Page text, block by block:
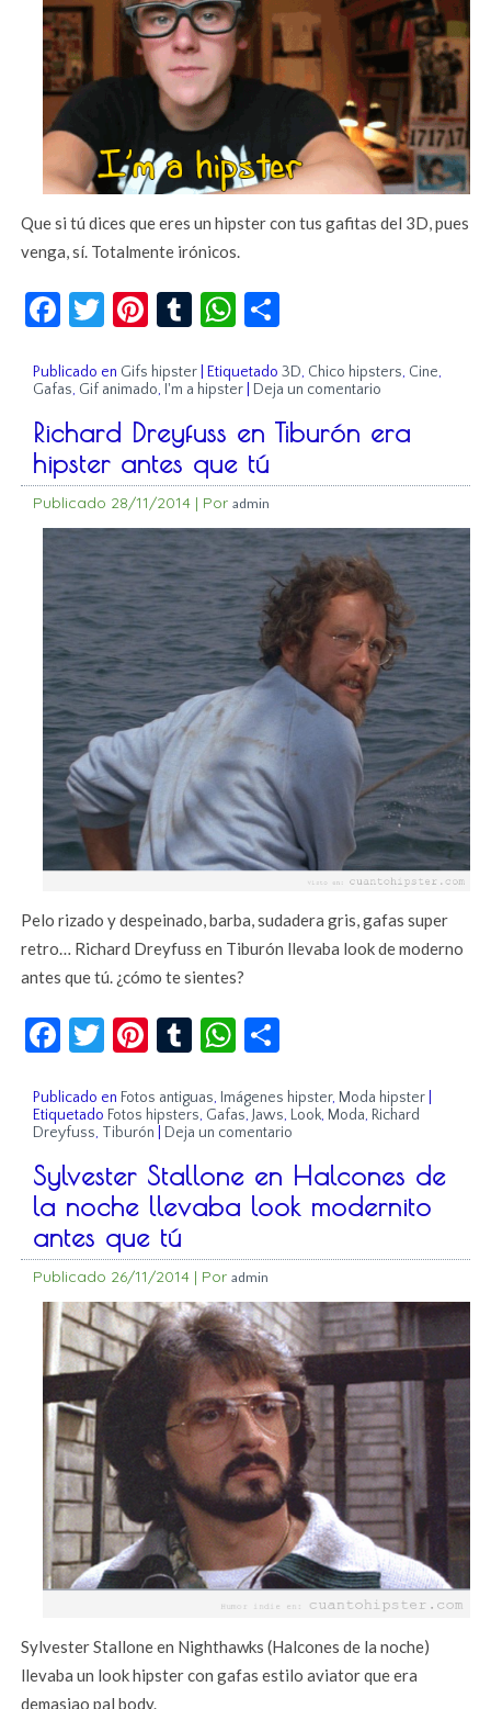
Que si tú dices que eres un hipster con tus gafitas del 3D, pues
venga, sí. Totalmente irónicos.
Facebook
Twitter
Pinterest
TumblrWhatsApp
Publicado en Gifs hipster |Etiquetado 3D, Chico hipsters, Cine,
Gafas, Gif animado, I'm a hipster Deja un comentario
Richard Dreyfuss en Tiburón era
hipster antes que tú
Publicado 28/11/2014 | Por admin
Pelo rizado y despeinado, barba, sudadera gris, gafas super
retro… Richard Dreyfuss en Tiburón llevaba look de moderno
antes que tú. ¿cómo te sientes?
Facebook
Twitter
Pinterest
TumblrWhatsApp
Publicado en Fotos antiguas, Imágenes hipster, Moda hipster
Etiquetado Fotos hipsters, Gafas,Jaws, Look, Moda, Richard
Dreyfuss, Tiburón Deja un comentario
Sylvester Stallone en Halcones de
la noche llevaba look modernito
antes que tú
Publicado 26/11/2014 | Por admin
Sylvester Stallone en Nighthawks (Halcones de la noche)
llevaba un look hipster con gafas estilo aviator que era
demasiao pal body.